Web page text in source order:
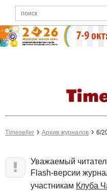
Timeseller Архив журналов 6/
Уважаемый
Flash-версии
участникам Клуба